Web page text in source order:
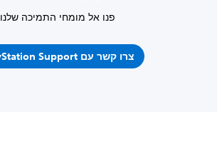
פנו אל מומחי התמיכה שלנו
צרו קשר עם PlayStation Support